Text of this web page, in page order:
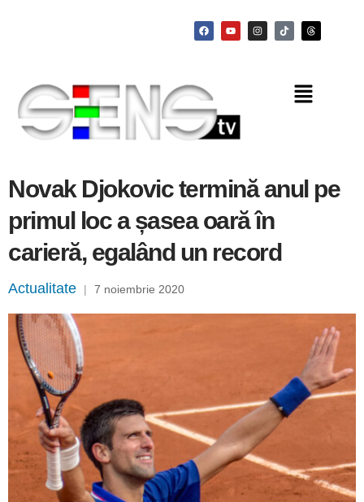
Novak Djokovic termină anul pe
primul loc a șasea oară în
carieră, egalând un record
Actualitate | 7 noiembrie 2020